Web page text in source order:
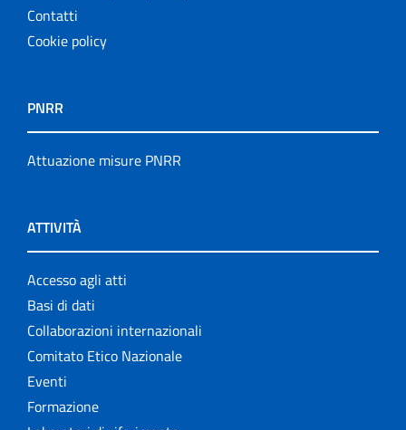
Contatti
Cookie policy
PNRR
Attuazione misure PNRR
ATTIVITÀ
Accesso agli atti
Basi di dati
Collaborazioni internazionali
Comitato Etico Nazionale
Eventi
Formazione